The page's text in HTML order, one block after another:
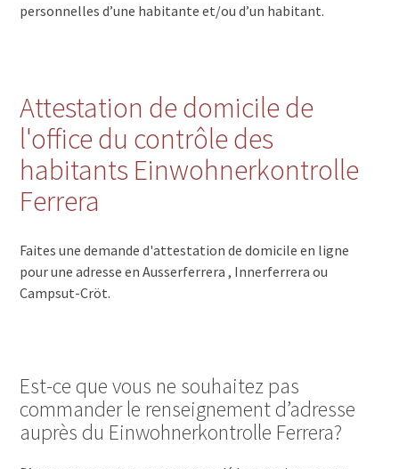
personnelles d’une habitante et/ou d’un habitant.
Attestation de domicile de
l'office du contrôle des
habitants Einwohnerkontrolle
Ferrera
Faites une demande d'attestation de domicile en ligne
pour une adresse en Ausserferrera , Innerferrera ou
Campsut-Cröt.
Est-ce que vous ne souhaitez pas
commander le renseignement d’adresse
auprès du Einwohnerkontrolle Ferrera?